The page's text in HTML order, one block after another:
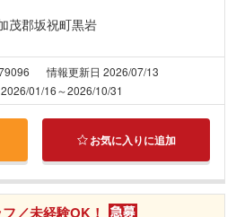
茂郡坂祝町黒岩
情報更新日 2026/07/13
01/16～2026/10/31
お気に入りに追加
／未経験OK！